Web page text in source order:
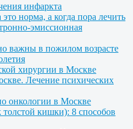
инфаркта
норма, а когда пора лечить
эмиссионная
важны в пожилом возрасте
хирургии в Москве
Лечение психических
онкологии в Москве
кишки): 8 способов